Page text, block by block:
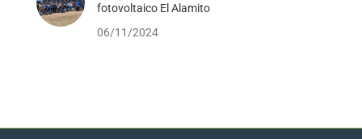
fotovoltaico El Alamito
06/11/2024